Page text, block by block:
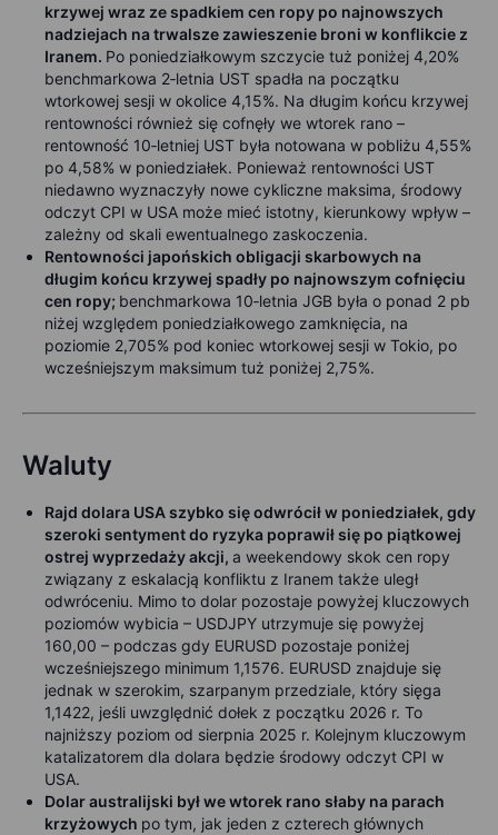
krzywej wraz ze spadkiem cen ropy po najnowszych
nadziejach na trwalsze zawieszenie broni w konflikcie z
Iranem. Po poniedziałkowym szczycie tuż poniżej 4,20%
benchmarkowa 2‑letnia UST spadła na początku
wtorkowej sesji w okolice 4,15%. Na długim końcu krzywej
rentowności również się cofnęły we wtorek rano –
rentowność 10‑letniej UST była notowana w pobliżu 4,55%
po 4,58% w poniedziałek. Ponieważ rentowności UST
niedawno wyznaczyły nowe cykliczne maksima, środowy
odczyt CPI w USA może mieć istotny, kierunkowy wpływ –
zależny od skali ewentualnego zaskoczenia.
Rentowności japońskich obligacji skarbowych na
długim końcu krzywej spadły po najnowszym cofnięciu
cen ropy; benchmarkowa 10‑letnia JGB była o ponad 2 pb
niżej względem poniedziałkowego zamknięcia, na
poziomie 2,705% pod koniec wtorkowej sesji w Tokio, po
wcześniejszym maksimum tuż poniżej 2,75%.
Waluty
Rajd dolara USA szybko się odwrócił w poniedziałek, gdy
szeroki sentyment do ryzyka poprawił się po piątkowej
ostrej wyprzedaży akcji, a weekendowy skok cen ropy
związany z eskalacją konfliktu z Iranem także uległ
odwróceniu. Mimo to dolar pozostaje powyżej kluczowych
poziomów wybicia – USDJPY utrzymuje się powyżej
160,00 – podczas gdy EURUSD pozostaje poniżej
wcześniejszego minimum 1,1576. EURUSD znajduje się
jednak w szerokim, szarpanym przedziale, który sięga
1,1422, jeśli uwzględnić dołek z początku 2026 r. To
najniższy poziom od sierpnia 2025 r. Kolejnym kluczowym
katalizatorem dla dolara będzie środowy odczyt CPI w
USA.
Dolar australijski był we wtorek rano słaby na parach
krzyżowych po tym, jak jeden z czterech głównych